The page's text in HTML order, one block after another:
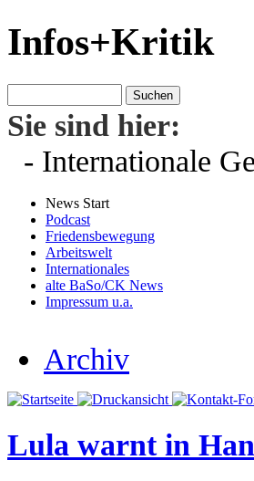
Infos+Kritik
Sie sind hier:
- Internationale
News Start
Podcast
Friedensbewegung
Arbeitswelt
Internationales
alte BaSo/CK News
Impressum u.a.
Archiv
Lula warnt in